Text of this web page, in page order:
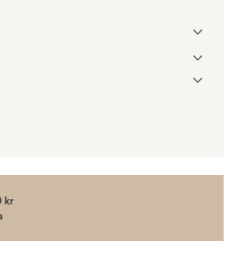
val' för fraktinformation på din
kr